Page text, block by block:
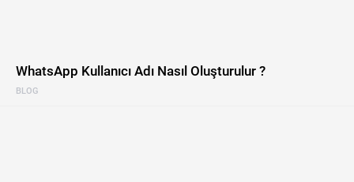
BLOG
WhatsApp Kullanıcı Adı Nasıl Oluşturulur ?